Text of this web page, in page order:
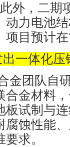
外，二期
动力电池
项目预计
一体化
金团队自
合金材料
板试制与
腐蚀性能
求。